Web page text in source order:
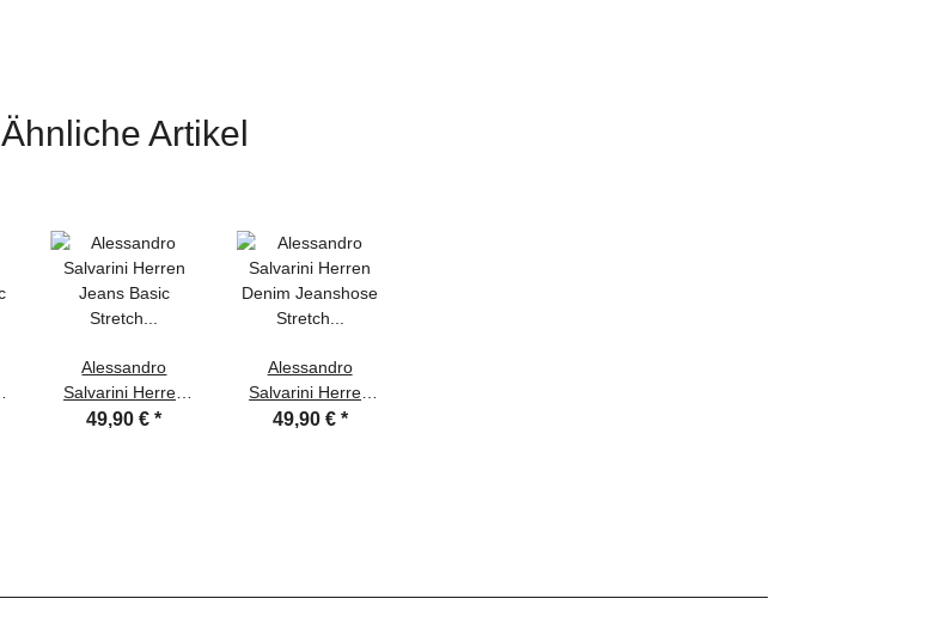
Ähnliche Artikel
Alessandro
Salvarini Herren
Jeans Basic
49,90 €*
Alessandro
Salvarini Herren
Denim Jeanshose
49,90 € *